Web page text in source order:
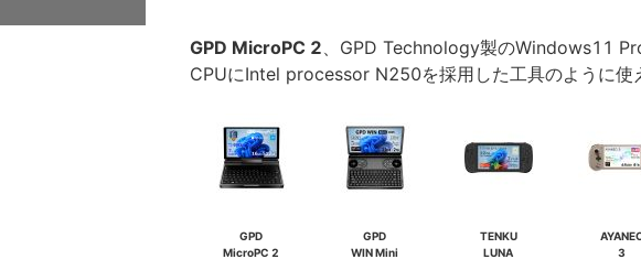
GPD MicroPC 2、GPD Technology製のWindows11
CPUにIntel processor N250を採用した工具のように使
GPD
MicroPC 2
GPD
WIN Mini
TENKU
LUNA
3